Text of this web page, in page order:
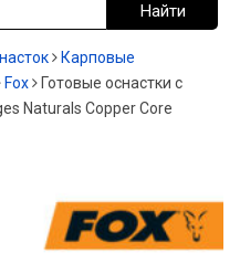
Карповые
Fox
Готовые оснастки с
Naturals Copper Core